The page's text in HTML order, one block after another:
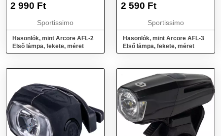
2 990 Ft
Sportissimo
Hasonlók, mint Arcore AFL-2
Első lámpa, fekete, méret
2 590 Ft
Sportissimo
Hasonlók, mint Arcore AFL-3
Első lámpa, fekete, méret